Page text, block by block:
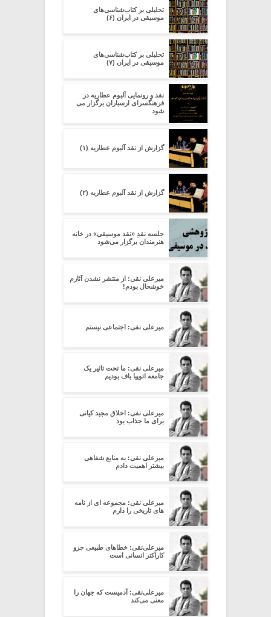
تحلیلی بر کتاب‌شناسی‌های
موسیقی در ایران (۶)
تحلیلی بر کتاب‌شناسی‌های
موسیقی در ایران (۷)
نقد و رونمایی آلبوم عطاریه در
فرهنگسرای ارسباران برگزار می
شود
گزارش از نقد آلبوم عطاریه (۱)
گزارش از نقد آلبوم عطاریه (۲)
جلسه نقدِ «نقد موسیقی» در خانه
هنرمندان برگزار می‌شود
میرعلی نقی: از منتشر نشدن آثارم
خوشحال بودم!
میرعلی نقی: اجتماعی نیستم
میرعلی نقی: ما تحت تاثیر یک
جامعه اتوپیا باف بودیم
میرعلی نقی: اخلاق مجید کیانی
برای ما جذاب بود
میرعلی نقی: به منابع شفاهی
بیشتر اهمیت دادم
میرعلی نقی: مجموعه ای از نامه
های تاریخی را دارم
میرعلی‌نقی: خطاهای طبیعی جزو
کاراکتر انسانی است
میرعلی‌نقی: آدمیست که جهان را
معنی می‌کند